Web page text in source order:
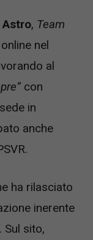
Astro, Team
nel
al
con
in
anche
ha rilasciato
inerente
Sul sito,